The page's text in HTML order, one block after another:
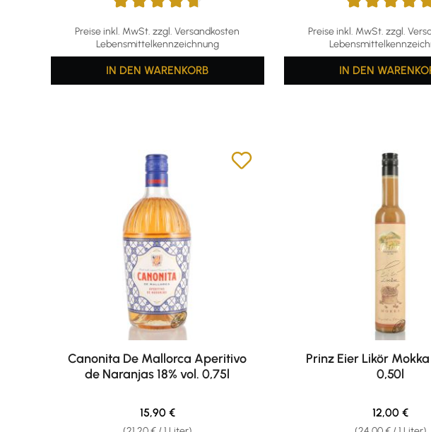
Preise inkl. MwSt. zzgl. Versandkosten
Lebensmittelkennzeichnung
IN DEN WARENKORB
Preise inkl. MwSt. zzgl.
IN DEN
Canonita De Mallorca Aperitivo
de Naranjas 18% vol. 0,75l
Regulärer Preis:
15,90 €
Prinz Eier Likör Mokka
0,50l
Regulärer
12,00 €